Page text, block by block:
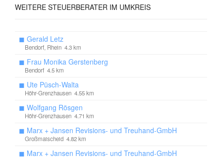
WEITERE STEUERBERATER IM UMKREIS
◼ Gerald Letz
Bendorf, Rhein 4.3 km
◼ Frau Monika Gerstenberg
Bendorf 4.5 km
◼ Ute Püsch-Walta
Höhr-Grenzhausen 4.55 km
◼ Wolfgang Rösgen
Höhr-Grenzhausen 4.71 km
◼ Marx + Jansen Revisions- und Treuhand-GmbH
Großmaischeid 4.82 km
◼ Marx + Jansen Revisions- und Treuhand-GmbH